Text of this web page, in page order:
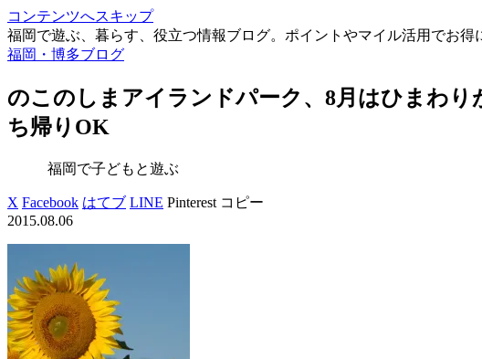
コンテンツへスキップ
福岡で遊ぶ、暮らす、役立つ情報ブログ。ポイントやマイル活用でお得
福岡・博多ブログ
のこのしまアイランドパーク、8月はひまわり
ち帰りOK
福岡で子どもと遊ぶ
X Facebook はてブ LINE Pinterest コピー
2015.08.06